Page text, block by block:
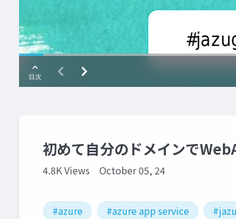
初めて自分のドメインで
4.8K Views October 05, 24
#azure #azure app service